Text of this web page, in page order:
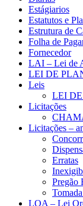
Estágiarios
Estatutos e
Estrutura de
Folha de
Fornecedor
LAI – Lei de
LEI DE
Leis
LEI
Licitações
Licitações –
Erratas
Pregão
LOA – Lei